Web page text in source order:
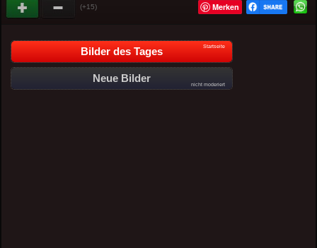
(+15) Merken
Bilder des Tages Startseite
Neue Bilder
nicht moderiert